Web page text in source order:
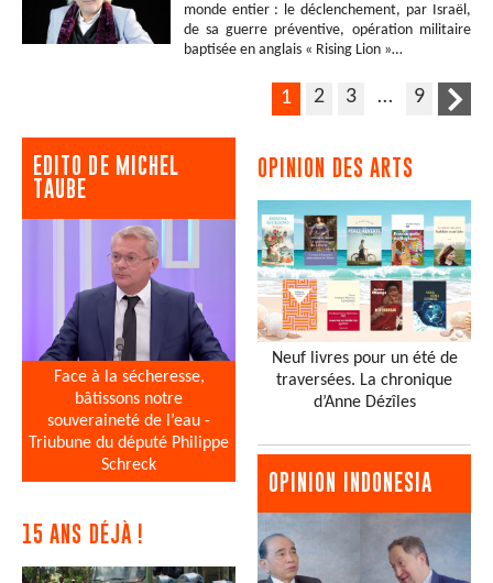
monde entier : le déclenchement, par Israël,
de sa guerre préventive, opération militaire
baptisée en anglais « Rising Lion »…
1 2 3 … 9
EDITO DE MICHEL
TAUBE
Face à la sécheresse,
bâtissons notre
souveraineté de l’eau -
Triubune du député Philippe
Schreck
15 ANS DÉJÀ !
OPINION DES ARTS
Neuf livres pour un été de
traversées. La chronique
d’Anne Dézîles
OPINION INDONESIA